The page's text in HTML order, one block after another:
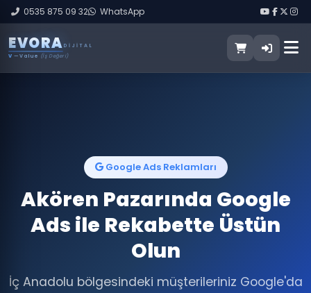
0535 875 09 32 WhatsApp
EVORA DIJITAL
V — Value (İş Değeri)
Google Ads Reklamları
Akören Pazarında Google
Ads ile Rekabette Üstün
Olun
İç Anadolu bölgesindeki müşterileriniz Google'da